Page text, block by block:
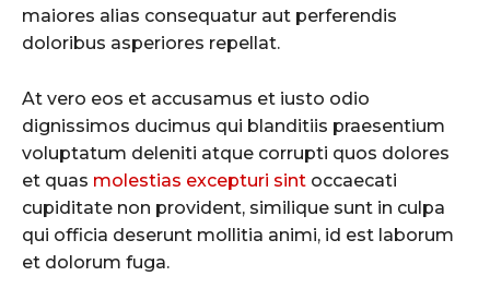
maiores alias consequatur aut perferendis
doloribus asperiores repellat.
At vero eos et accusamus et iusto odio
dignissimos ducimus qui blanditiis praesentium
voluptatum deleniti atque corrupti quos dolores
et quas molestias excepturi sint occaecati
cupiditate non provident, similique sunt in culpa
qui officia deserunt mollitia animi, id est laborum
et dolorum fuga.